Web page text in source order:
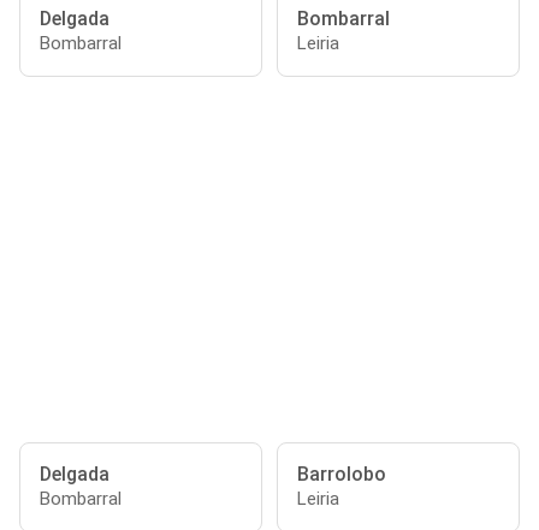
Delgada
Bombarral
Bombarral
Leiria
Delgada
Bombarral
Barrolobo
Leiria